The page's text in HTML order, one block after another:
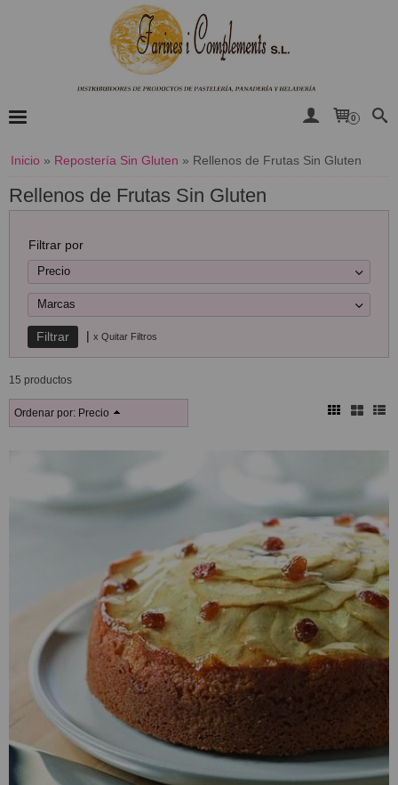
0
Inicio » Repostería Sin Gluten » Rellenos de Frutas Sin Gluten
Rellenos de Frutas Sin Gluten
Filtrar por
Precio
Marcas
| x Quitar Filtros
15 productos
Ordenar por: Precio